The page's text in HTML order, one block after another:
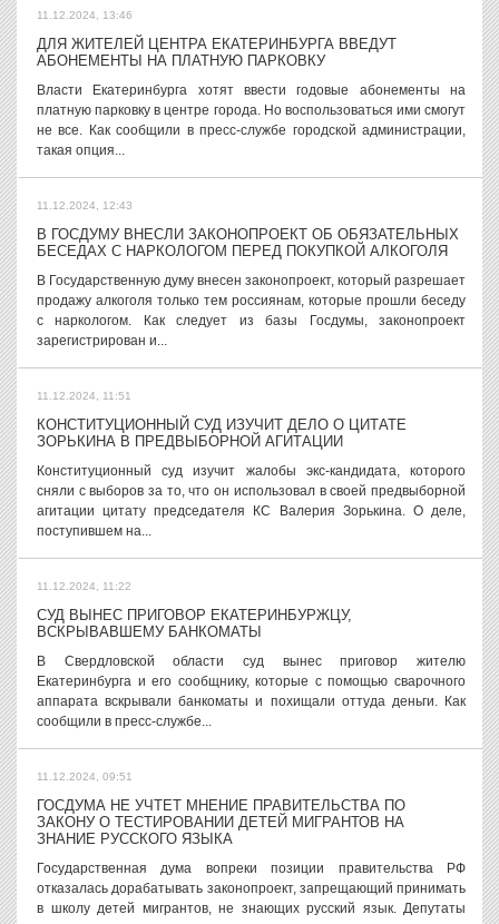
11.12.2024, 13:46
ДЛЯ ЖИТЕЛЕЙ ЦЕНТРА ЕКАТЕРИНБУРГА ВВЕДУТ
АБОНЕМЕНТЫ НА ПЛАТНУЮ ПАРКОВКУ
Власти Екатеринбурга хотят ввести годовые абонементы на
платную парковку в центре города. Но воспользоваться ими смогут
не все. Как сообщили в пресс-службе городской администрации,
такая опция...
11.12.2024, 12:43
В ГОСДУМУ ВНЕСЛИ ЗАКОНОПРОЕКТ ОБ ОБЯЗАТЕЛЬНЫХ
БЕСЕДАХ С НАРКОЛОГОМ ПЕРЕД ПОКУПКОЙ АЛКОГОЛЯ
В Государственную думу внесен законопроект, который разрешает
продажу алкоголя только тем россиянам, которые прошли беседу
с наркологом. Как следует из базы Госдумы, законопроект
зарегистрирован и...
11.12.2024, 11:51
КОНСТИТУЦИОННЫЙ СУД ИЗУЧИТ ДЕЛО О ЦИТАТЕ
ЗОРЬКИНА В ПРЕДВЫБОРНОЙ АГИТАЦИИ
Конституционный суд изучит жалобы экс-кандидата, которого
сняли с выборов за то, что он использовал в своей предвыборной
агитации цитату председателя КС Валерия Зорькина. О деле,
поступившем на...
11.12.2024, 11:22
СУД ВЫНЕС ПРИГОВОР ЕКАТЕРИНБУРЖЦУ,
ВСКРЫВАВШЕМУ БАНКОМАТЫ
В Свердловской области суд вынес приговор жителю
Екатеринбурга и его сообщнику, которые с помощью сварочного
аппарата вскрывали банкоматы и похищали оттуда деньги. Как
сообщили в пресс-службе...
11.12.2024, 09:51
ГОСДУМА НЕ УЧТЕТ МНЕНИЕ ПРАВИТЕЛЬСТВА ПО
ЗАКОНУ О ТЕСТИРОВАНИИ ДЕТЕЙ МИГРАНТОВ НА
ЗНАНИЕ РУССКОГО ЯЗЫКА
Государственная дума вопреки позиции правительства РФ
отказалась дорабатывать законопроект, запрещающий принимать
в школу детей мигрантов, не знающих русский язык. Депутаты